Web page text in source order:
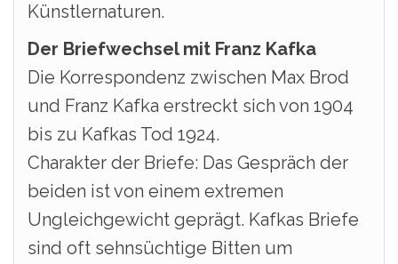
Künstlernaturen.
Der Briefwechsel mit Franz Kafka
Die Korrespondenz zwischen Max Brod
und Franz Kafka erstreckt sich von 1904
bis zu Kafkas Tod 1924.
Charakter der Briefe: Das Gespräch der
beiden ist von einem extremen
Ungleichgewicht geprägt. Kafkas Briefe
sind oft sehnsüchtige Bitten um